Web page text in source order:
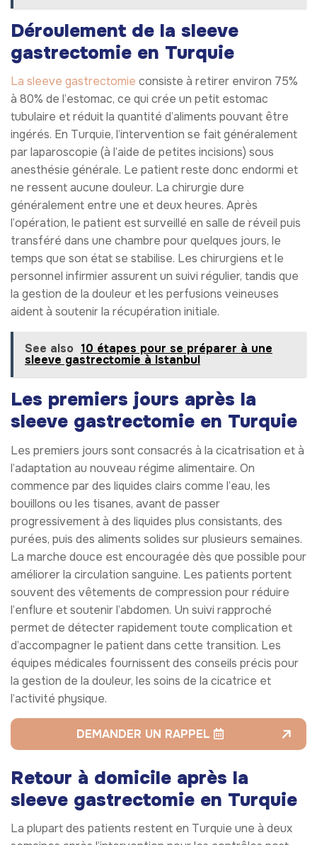
Déroulement de la sleeve
gastrectomie en Turquie
La sleeve gastrectomie consiste à retirer environ 75%
à 80% de l’estomac, ce qui crée un petit estomac
tubulaire et réduit la quantité d’aliments pouvant être
ingérés. En Turquie, l’intervention se fait généralement
par laparoscopie (à l’aide de petites incisions) sous
anesthésie générale. Le patient reste donc endormi et
ne ressent aucune douleur. La chirurgie dure
généralement entre une et deux heures. Après
l’opération, le patient est surveillé en salle de réveil puis
transféré dans une chambre pour quelques jours, le
temps que son état se stabilise. Les chirurgiens et le
personnel infirmier assurent un suivi régulier, tandis que
la gestion de la douleur et les perfusions veineuses
aident à soutenir la récupération initiale.
See also 10 étapes pour se préparer à une
sleeve gastrectomie à Istanbul
Les premiers jours après la
sleeve gastrectomie en Turquie
Les premiers jours sont consacrés à la cicatrisation et à
l’adaptation au nouveau régime alimentaire. On
commence par des liquides clairs comme l’eau, les
bouillons ou les tisanes, avant de passer
progressivement à des liquides plus consistants, des
purées, puis des aliments solides sur plusieurs semaines.
La marche douce est encouragée dès que possible pour
améliorer la circulation sanguine. Les patients portent
souvent des vêtements de compression pour réduire
l’enflure et soutenir l’abdomen. Un suivi rapproché
permet de détecter rapidement toute complication et
d’accompagner le patient dans cette transition. Les
équipes médicales fournissent des conseils précis pour
la gestion de la douleur, les soins de la cicatrice et
l’activité physique.
DEMANDER UN RAPPEL
Retour à domicile après la
sleeve gastrectomie en Turquie
La plupart des patients restent en Turquie une à deux